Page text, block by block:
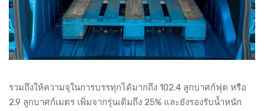
รวมถึงให้ความจุในการบรรทุกได้มากถึง 102.4 ลูกบาศก์ฟุต หรือ
2.9 ลูกบาศก์เมตร เพิ่มจากรุ่นเดิมถึง 25% และยังรองรับน้ำหนัก